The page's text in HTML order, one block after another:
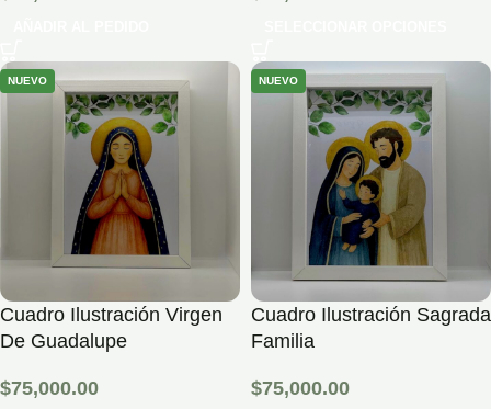
NUEVO
Cuadro Ilustración Virgen
De Guadalupe
$75,000.00
NUEVO
Cuadro Ilustración Sagrada
Familia
$75,000.00